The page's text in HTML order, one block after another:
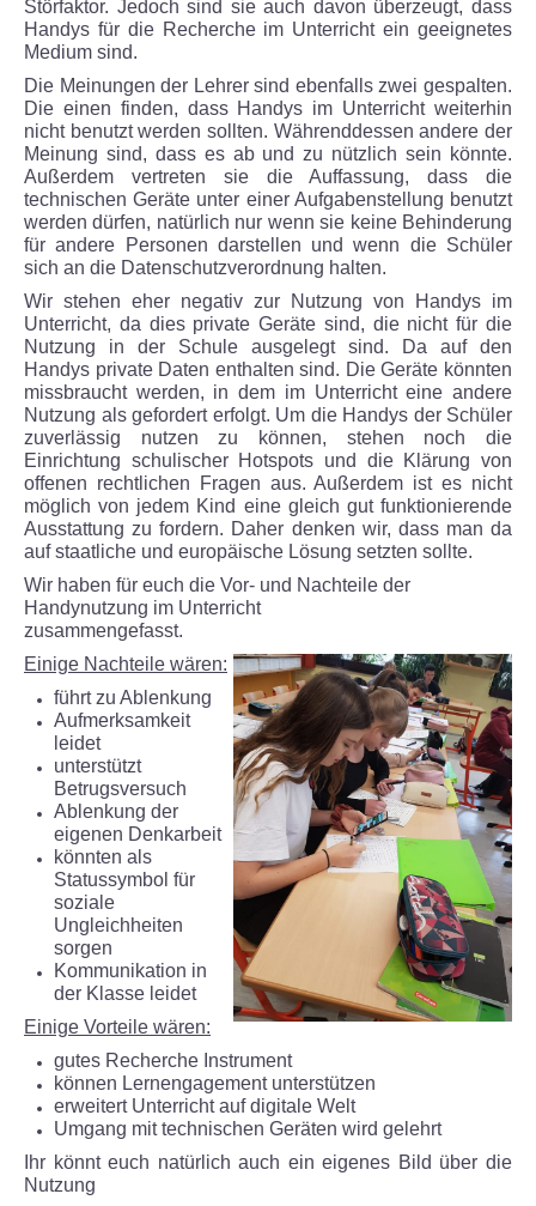
Freistellungsantrag
Anmeldung zum Schulbesuch
Anmeldung bei Schulwechsel
Anmeldung für die 1. Klasse
Merkblatt zur Erhebung personenbezogener
BERUFSWAHLVORBEREITUNG
Konzeption
Termine
Unsere Partner
KONZEPT TGS
KONTAKTE
GALERIE
Unsere Schule
Benefizabend -Ein toller Erfolg
Mühlhäuser Altstadtlauf
Theater
Ein Schülerleben ist nicht leicht
Schneewerkstatt
Zu Besuch in der Imkerei Alte Schule
Störfaktor. Jedoch sind sie auch davon überzeugt, dass
Handys für die Recherche im Unterricht ein geeignetes
Medium sind.
Die Meinungen der Lehrer sind ebenfalls zwei gespalten.
Die einen finden, dass Handys im Unterricht weiterhin
nicht benutzt werden sollten. Währenddessen andere der
Meinung sind, dass es ab und zu nützlich sein könnte.
Außerdem vertreten sie die Auffassung, dass die
technischen Geräte unter einer Aufgabenstellung benutzt
werden dürfen, natürlich nur wenn sie keine Behinderung
für andere Personen darstellen und wenn die Schüler
sich an die Datenschutzverordnung halten.
Wir stehen eher negativ zur Nutzung von Handys im
Unterricht, da dies private Geräte sind, die nicht für die
Nutzung in der Schule ausgelegt sind. Da auf den
Handys private Daten enthalten sind. Die Geräte könnten
missbraucht werden, in dem im Unterricht eine andere
Nutzung als gefordert erfolgt. Um die Handys der Schüler
zuverlässig nutzen zu können, stehen noch die
Einrichtung schulischer Hotspots und die Klärung von
offenen rechtlichen Fragen aus. Außerdem ist es nicht
möglich von jedem Kind eine gleich gut funktionierende
Ausstattung zu fordern. Daher denken wir, dass man da
auf staatliche und europäische Lösung setzten sollte.
Wir haben für euch die Vor- und Nachteile der
Handynutzung im Unterricht
Einige Nachteile wären:
führt zu Ablenkung
Aufmerksamkeit
leidet
unterstützt
Betrugsversuch
Ablenkung der
eigenen Denkarbeit
könnten als
Statussymbol für
soziale
Ungleichheiten
sorgen
Kommunikation in
der Klasse leidet
Einige Vorteile wären:
gutes Recherche Instrument
können Lernengagement unterstützen
erweitert Unterricht auf digitale Welt
Umgang mit technischen Geräten wird gelehrt
Ihr könnt euch natürlich auch ein eigenes Bild über die
Nutzung